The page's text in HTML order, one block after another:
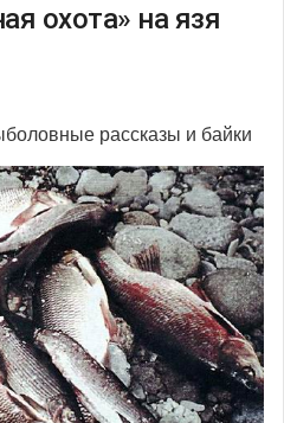
охота» на язя
рассказы и байки